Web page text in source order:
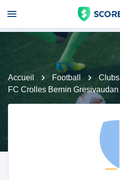
Accueil Football Clubs
FC Crolles Bernin Gresivaudan